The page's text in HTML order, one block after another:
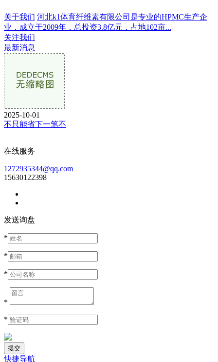
关于我们 河北k1体育纤维素有限公司是专业的HPMC生产企
业，成立于2009年，总投资3.8亿元，占地102亩...
关注我们
最新消息
2025-10-01
不只能省下一笔不
在线服务
1272935344@qq.com
15630122398
发送询盘
*
*
*
*
*
快捷导航